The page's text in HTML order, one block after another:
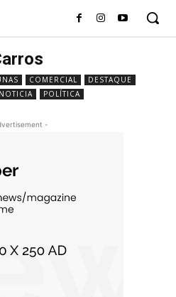
COMERCIAL
DESTAQUE
NOTICIA POLÍTICA
-